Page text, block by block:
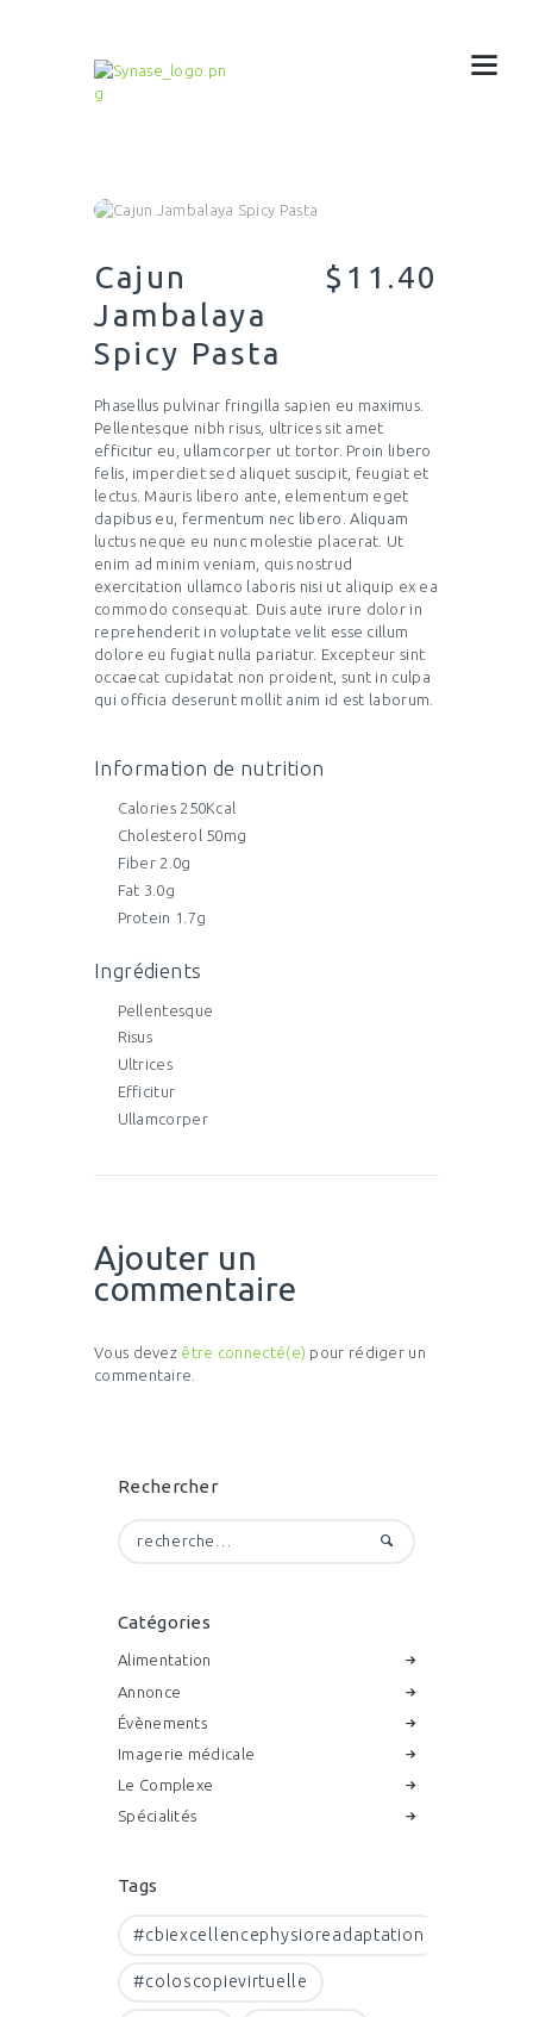
Cajun
Jambalaya
Spicy Pasta
$11.40
Phasellus pulvinar fringilla sapien eu maximus.
Pellentesque nibh risus, ultrices sit amet
efficitur eu, ullamcorper ut tortor. Proin libero
felis, imperdiet sed aliquet suscipit, feugiat et
lectus. Mauris libero ante, elementum eget
dapibus eu, fermentum nec libero. Aliquam
luctus neque eu nunc molestie placerat. Ut
enim ad minim veniam, quis nostrud
exercitation ullamco laboris nisi ut aliquip ex ea
commodo consequat. Duis aute irure dolor in
reprehenderit in voluptate velit esse cillum
dolore eu fugiat nulla pariatur. Excepteur sint
occaecat cupidatat non proident, sunt in culpa
qui officia deserunt mollit anim id est laborum.
Information de nutrition
Calories 250Kcal
Cholesterol 50mg
Fiber 2.0g
Fat 3.0g
Protein 1.7g
Ingrédients
Pellentesque
Risus
Ultrices
Efficitur
Ullamcorper
Ajouter un
commentaire
Vous devez être connecté(e) pour rédiger un
commentaire.
Rechercher
Catégories
Alimentation
Annonce
Évènements
Imagerie médicale
Le Complexe
Spécialités
Tags
#cbiexcellencephysioreadaptation
#coloscopievirtuelle